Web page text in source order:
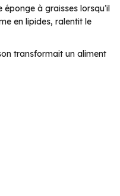
à graisses lorsqu’il
en lipides, ralentit le
transformait un aliment